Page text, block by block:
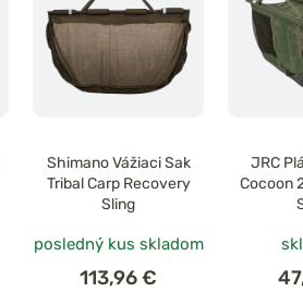
Shimano Vážiaci Sak
Tribal Carp Recovery
Sling
posledný kus skladom
113,96 €
JRC
Cocoon